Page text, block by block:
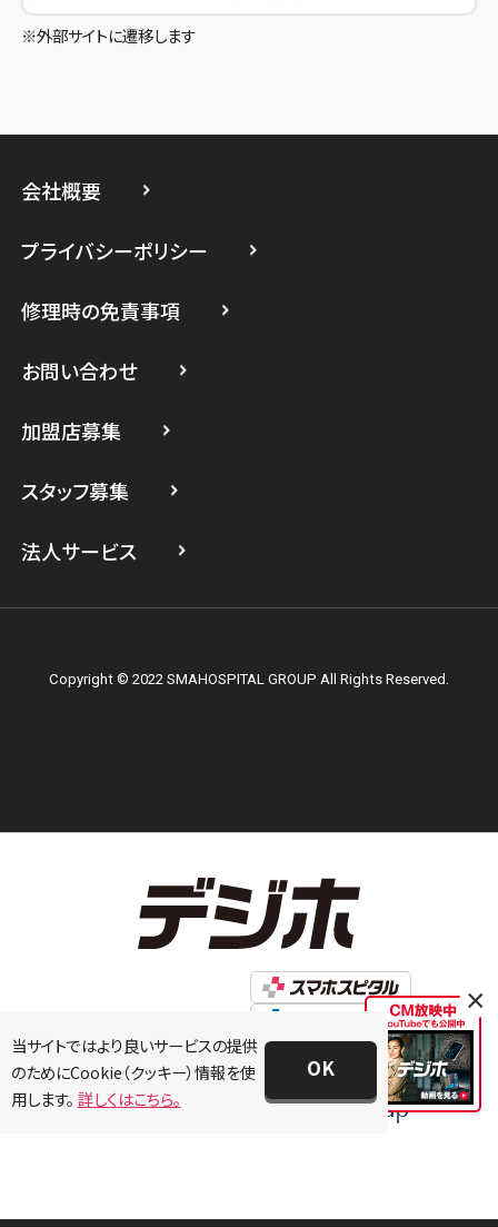
スマホスピタル立川
スマホスピタル たまプラーザ駅前
スマホスピタル 登戸・向ヶ丘遊園
スマホスピタル 武蔵小杉
スマホスピタル テルル上大岡
※外部サイトに遷移します
会社概要
プライバシーポリシー
修理時の免責事項
お問い合わせ
加盟店募集
スタッフ募集
法人サービス
Copyright © 2022 SMAHOSPITAL GROUP All Rights Reserved.
×
当サイトではより良いサービスの提供
のためにCookie（クッキー）情報を使
用します。 詳しくはこちら。
OK